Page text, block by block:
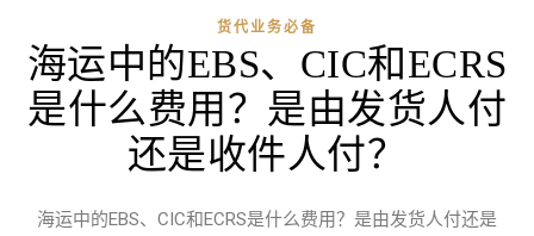
货代业务必备
海运中的EBS、CIC和ECRS
是什么费用？是由发货人付
还是收件人付？
海运中的EBS、CIC和ECRS是什么费用？是由发货人付还是